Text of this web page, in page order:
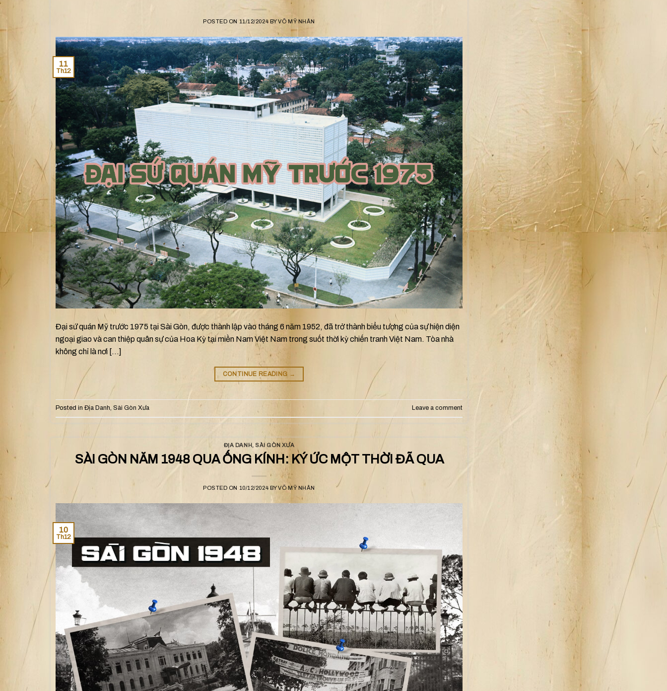
POSTED ON 11/12/2024 BYVÕ MỸ NHÂN
11
Th12
Đại sứ quán Mỹ trước 1975 tại Sài Gòn, được thành lập vào tháng 6 năm 1952, đã trở thành biểu tượng của sự hiện diện
ngoại giao và can thiệp quân sự của Hoa Kỳ tại miền Nam Việt Nam trong suốt thời kỳ chiến tranh Việt Nam. Tòa nhà
không chỉ là nơi […]
CONTINUE READING →
Posted in Địa Danh, Sài Gòn Xưa Leave a comment
ĐỊA DANH, SÀI GÒN XƯA
SÀI GÒN NĂM 1948 QUA ỐNG KÍNH: KÝ ỨC MỘT THỜI ĐÃ QUA
POSTED ON 10/12/2024 BYVÕ MỸ NHÂN
10
Th12